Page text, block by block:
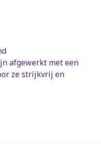
afgewerkt met een
ze strijkvrij en